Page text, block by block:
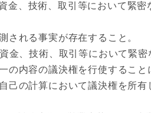
、技術、取引等において緊
れる事実が存在すること。
、技術、取引等において緊
内容の議決権を行使するこ
の計算において議決権を所